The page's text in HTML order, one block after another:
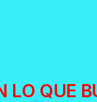
LO QUE